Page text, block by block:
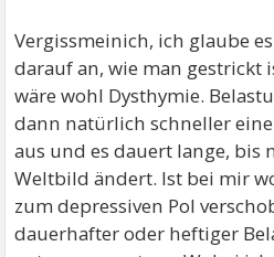
Vergissmeinich, ich glaube
darauf an, wie man gestrickt
wäre wohl Dysthymie.
dann natürlich schneller
aus und es dauert lange, bis
Weltbild ändert. Ist bei mir
zum depressiven Pol
dauerhafter oder heftiger